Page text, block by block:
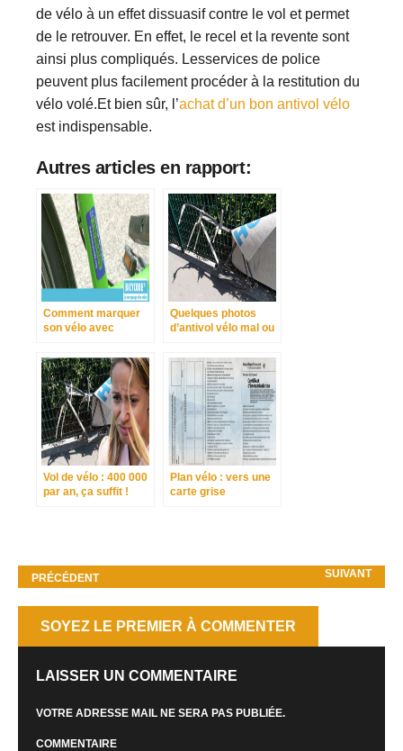
de vélo à un effet dissuasif contre le vol et permet
de le retrouver. En effet, le recel et la revente sont
ainsi plus compliqués. Lesservices de police
peuvent plus facilement procéder à la restitution du
vélo volé.Et bien sûr, l’achat d’un bon antivol vélo
est indispensable.
Autres articles en rapport:
Comment marquer
son vélo avec
Quelques photos
d’antivol vélo mal ou
Vol de vélo : 400 000
par an, ça suffit !
Plan vélo : vers une
carte grise
PRÉCÉDENT SUIVANT
SOYEZ LE PREMIER À COMMENTER
LAISSER UN COMMENTAIRE
VOTRE ADRESSE MAIL NE SERA PAS PUBLIÉE.
COMMENTAIRE